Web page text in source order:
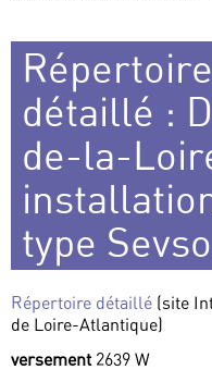
détaillé :
de-la-
type
Répertoire détaillé (site
de Loire-Atlantique)
versement2639 W